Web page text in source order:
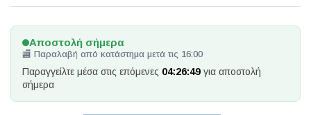
Αποστολή σήμερα
🏬 Παραλαβή από κατάστημα μετά τις 16:00
Παραγγείλτε μέσα στις επόμενες 04:26:49 για αποστολή
σήμερα